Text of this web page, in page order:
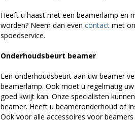
Heeft u haast met een beamerlamp en
worden? Neem dan even contact met
spoedservice.
Onderhoudsbeurt beamer
Een onderhoudsbeurt aan uw beamer
beamerlamp. Ook moet u regelmatig
goed kwijt kan. Onze specialisten
beamer. Heeft u beameronderhoud of
Ook voor alle accessoires voor